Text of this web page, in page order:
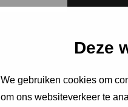
Deze
We gebruiken cookies om
om ons websiteverkeer te